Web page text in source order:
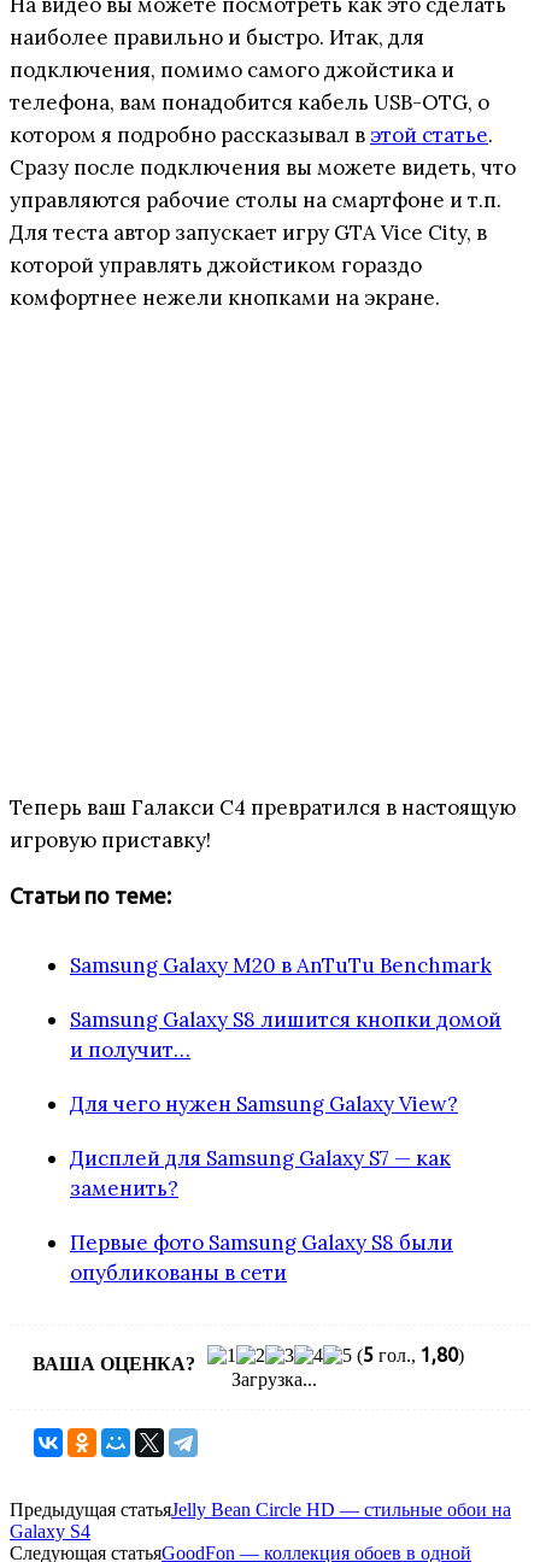
наиболее правильно и быстро. Итак, для
подключения, помимо самого джойстика и
телефона, вам понадобится кабель USB-OTG, о
котором я подробно рассказывал в этой статье.
Сразу после подключения вы можете видеть, что
управляются рабочие столы на смартфоне и т.п.
Для теста автор запускает игру GTA Vice City, в
которой управлять джойстиком гораздо
комфортнее нежели кнопками на экране.
Теперь ваш Галакси С4 превратился в настоящую
игровую приставку!
Статьи по теме:
Samsung Galaxy M20 в AnTuTu Benchmark
Samsung Galaxy S8 лишится кнопки домой
и получит…
Для чего нужен Samsung Galaxy View?
Дисплей для Samsung Galaxy S7 — как
заменить?
Первые фото Samsung Galaxy S8 были
опубликованы в сети
ВАША ОЦЕНКА? (5 гол., 1,80)
Загрузка...
Предыдущая статьяJelly Bean Circle HD — стильные обои на
Galaxy S4
Следующая статьяGoodFon — коллекция обоев в одной